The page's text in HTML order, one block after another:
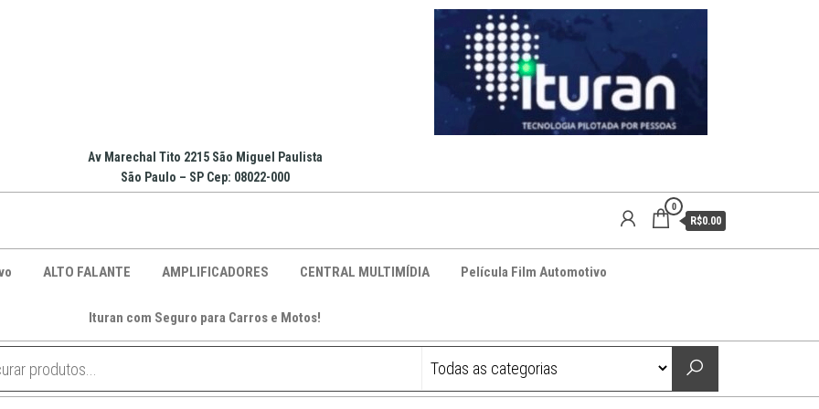
Av Marechal Tito 2215 São Miguel Paulista
São Paulo – SP Cep: 08022-000
0
R$0.00
ALTO FALANTE AMPLIFICADORES CENTRAL MULTIMÍDIA Película Film Automotivo
Ituran com Seguro para Carros e Motos!